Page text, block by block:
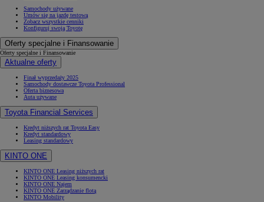
Samochody używane
Umów się na jazdę testową
Zobacz wszystkie cenniki
Konfiguruj swoją Toyotę
Oferty specjalne i Finansowanie
Oferty specjalne i Finansowanie
Aktualne oferty
Finał wyprzedaży 2025
Samochody dostawcze Toyota Professional
Oferta biznesowa
Auta używane
Toyota Financial Services
Kredyt niższych rat Toyota Easy
Kredyt standardowy
Leasing standardowy
KINTO ONE
KINTO ONE Leasing niższych rat
KINTO ONE Leasing konsumencki
KINTO ONE Najem
KINTO ONE Zarządzanie flotą
KINTO Mobility